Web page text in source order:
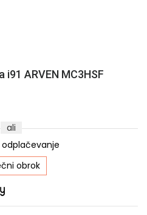
ARVEN MC3HSF
ali
obrok